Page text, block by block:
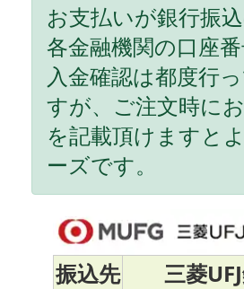
お支払いが銀行振
各金融機関の口座番
入金確認は都度行
すが、ご注文時に
を記載頂けますと
ーズです。
振込先
三菱